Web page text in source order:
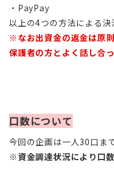
・PayPay
以上の4つの方法による決
※なお出資金の返金は原
保護者の方とよく話し合
口数について
今回の企画は一人30口ま
※資金調達状況により口